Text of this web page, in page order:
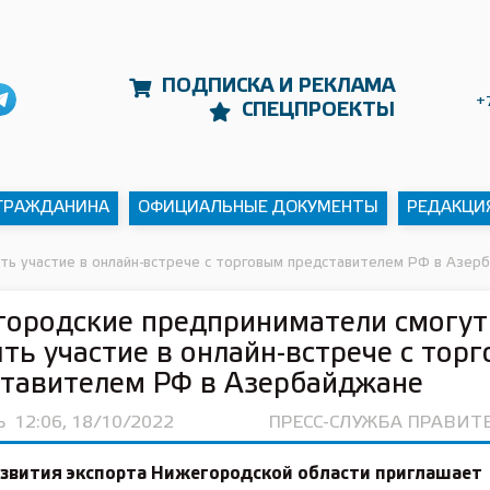
ПОДПИСКА И РЕКЛАМА
СПЕЦПРОЕКТЫ
ОФИЦИАЛЬНЫЕ ДОКУМЕНТЫ
участие в онлайн-встрече с торговым представителем РФ в
предприниматели смогут
участие в онлайн-встрече с
РФ в Азербайджане
12:06, 18/10/2022 ПРЕСС-СЛУЖБА
экспорта Нижегородской области приглашает